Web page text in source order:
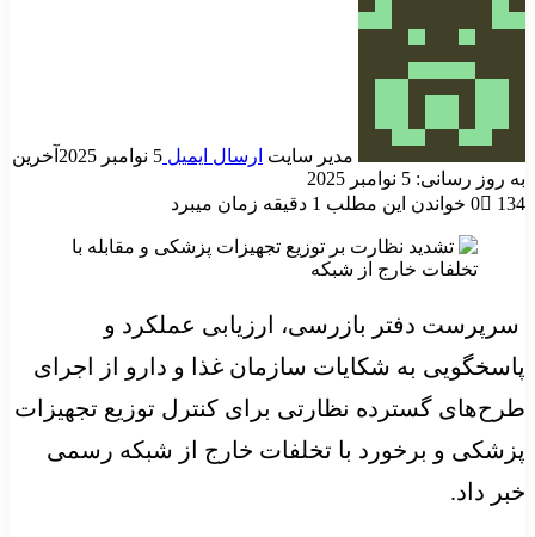
مدیر سایت ارسال ایمیل 5 نوامبر 2025
آخرین
به روز رسانی: 5 نوامبر 2025
0
134 خواندن این مطلب 1 دقیقه زمان میبرد
سرپرست دفتر بازرسی، ارزیابی عملکرد و
پاسخگویی به شکایات سازمان غذا و دارو از اجرای
طرح‌های گسترده نظارتی برای کنترل توزیع تجهیزات
پزشکی و برخورد با تخلفات خارج از شبکه رسمی
خبر داد.